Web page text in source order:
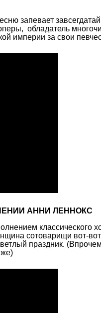
запевает
обладатель
империи за свои
АННИ ЛЕННОКС
классического
сотоварищи вот-
праздник.
же)